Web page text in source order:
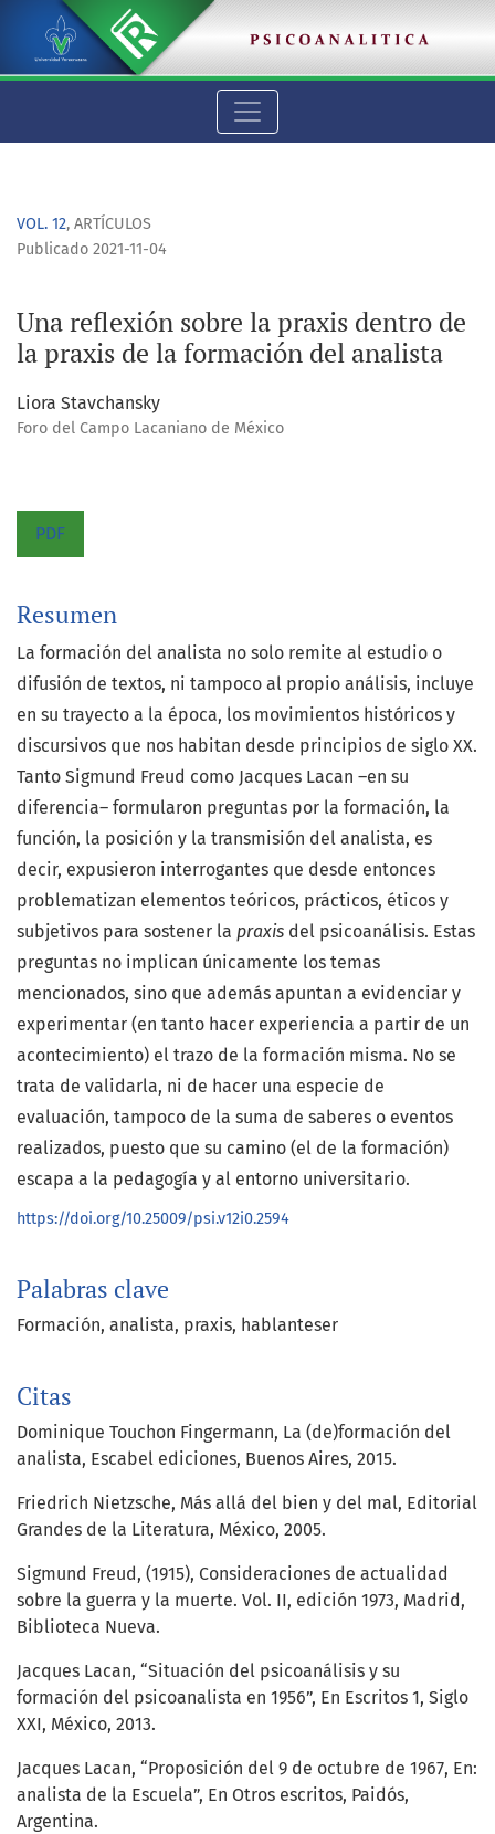
Una reflexión sobre la praxis dentro de la praxis de la
VOL. 12, ARTÍCULOS
Una reflexión sobre la praxis dentro de
la praxis de la formación del analista
Publicado 2021-11-04
Liora Stavchansky
Foro del Campo Lacaniano de México
PDF
Palabras clave
Formación analista praxis hablanteser
Resumen
La formación del analista no solo remite al estudio o
difusión de textos, ni tampoco al propio análisis, incluye
en su trayecto a la época, los movimientos históricos y
discursivos que nos habitan desde principios de siglo XX.
Tanto Sigmund Freud como Jacques Lacan –en su
diferencia– formularon preguntas por la formación, la
función, la posición y la transmisión del analista, es
decir, expusieron interrogantes que desde entonces
problematizan elementos teóricos, prácticos, éticos y
subjetivos para sostener la praxis del psicoanálisis. Estas
preguntas no implican únicamente los temas
mencionados, sino que además apuntan a evidenciar y
experimentar (en tanto hacer experiencia a partir de un
acontecimiento) el trazo de la formación misma. No se
trata de validarla, ni de hacer una especie de
evaluación, tampoco de la suma de saberes o eventos
realizados, puesto que su camino (el de la formación)
escapa a la pedagogía y al entorno universitario.
https://doi.org/10.25009/psi.v12i0.2594
Citas
Dominique Touchon Fingermann, La (de)formación del
analista, Escabel ediciones, Buenos Aires, 2015.
Friedrich Nietzsche, Más allá del bien y del mal, Editorial
Grandes de la Literatura, México, 2005.
Sigmund Freud, (1915), Consideraciones de actualidad
sobre la guerra y la muerte. Vol. II, edición 1973, Madrid,
Biblioteca Nueva.
Jacques Lacan, “Situación del psicoanálisis y su
formación del psicoanalista en 1956”, En Escritos 1, Siglo
XXI, México, 2013.
Jacques Lacan, “Proposición del 9 de octubre de 1967, En:
analista de la Escuela”, En Otros escritos, Paidós,
Argentina.